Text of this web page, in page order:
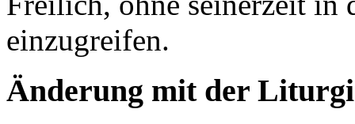
einzugreifen.
Änderung mit der